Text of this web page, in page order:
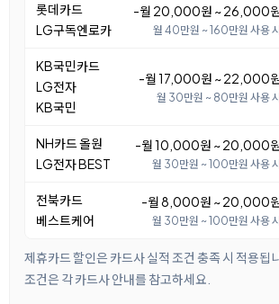
롯데카드
LG구독엔로카
-월 20,000원 ~ 26,000
월 40만원 ~ 160만원 사용 시
KB국민카드
LG전자
KB국민
-월 17,000원 ~ 22,000
월 30만원 ~ 80만원 사용 시
NH카드 올원
LG전자 BEST
-월 10,000원 ~ 20,000
월 30만원 ~ 100만원 사용 시
전북카드
베스트케어
-월 8,000원 ~ 20,000
월 30만원 ~ 100만원 사용 시
제휴카드 할인은 카드사 실적 조건 충족 시 적용됩
조건은 각 카드사 안내를 참고하세요.